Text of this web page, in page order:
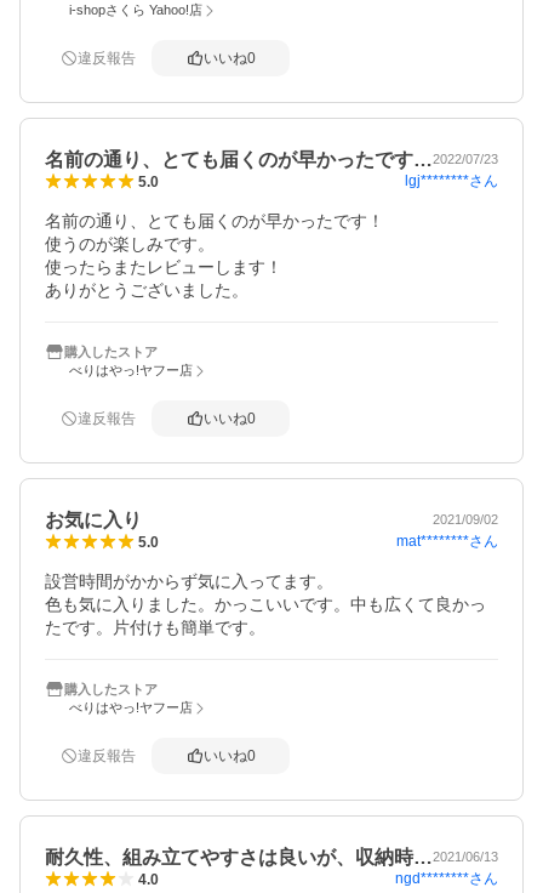
i-shopさくら Yahoo!店
違反報告 いいね0
名前の通り、とても届くのが早かったです…2022/07/23
5.0 lgj********さん
名前の通り、とても届くのが早かったです！
使うのが楽しみです。
使ったらまたレビューします！
購入したストア
べりはやっ!ヤフー店
違反報告 いいね0
お気に入り 2021/09/02
5.0 mat********さん
設営時間がかからず気に入ってます。
色も気に入りました。かっこいいです。中も広くて良かっ
たです。片付けも簡単です。
購入したストア
べりはやっ!ヤフー店
違反報告 いいね0
耐久性、組み立てやすさは良いが、収納時…2021/06/13
4.0 ngd********さん